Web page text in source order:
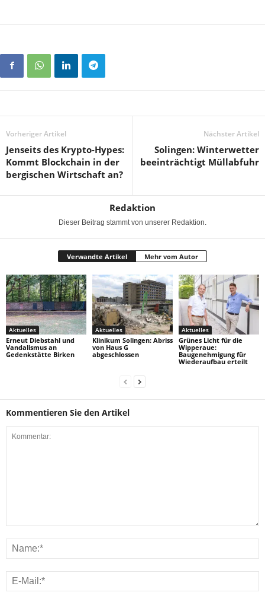
Vorheriger Artikel
Jenseits des Krypto-Hypes:
Kommt Blockchain in der
bergischen Wirtschaft an?
Nächster Artikel
Solingen: Winterwetter
beeinträchtigt Müllabfuhr
Redaktion
Dieser Beitrag stammt von unserer Redaktion.
Verwandte Artikel Mehr vom Autor
Aktuelles
Erneut Diebstahl und
Vandalismus an
Gedenkstätte Birken
Aktuelles
Klinikum Solingen: Abriss
von Haus G
abgeschlossen
Aktuelles
Grünes Licht für die
Wipperaue:
Baugenehmigung für
Wiederaufbau erteilt
Kommentieren Sie den Artikel